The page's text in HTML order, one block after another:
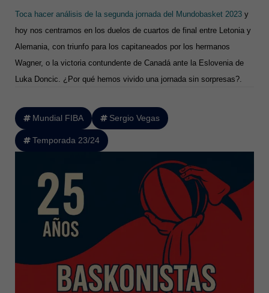
Toca hacer análisis de la segunda jornada del Mundobasket 2023 y
hoy nos centramos en los duelos de cuartos de final entre Letonia y
Alemania, con triunfo para los capitaneados por los hermanos
Wagner, o la victoria contundente de Canadá ante la Eslovenia de
Luka Doncic. ¿Por qué hemos vivido una jornada sin sorpresas?.
Mundial FIBA Sergio Vegas
Temporada 23/24